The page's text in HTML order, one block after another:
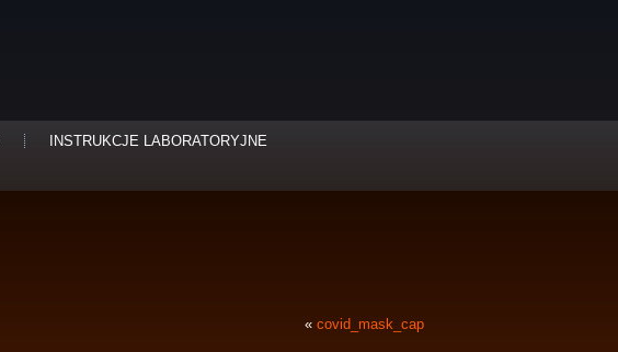
INSTRUKCJE LABORATORYJNE
« covid_mask_cap